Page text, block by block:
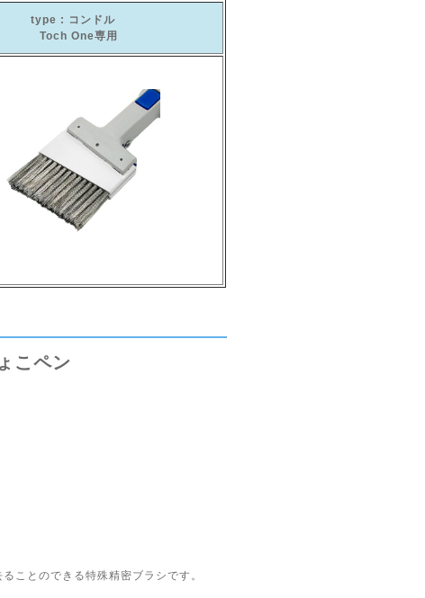
type : コンドル
Toch One専用
こペン
ことのできる特殊精密ブラシです。